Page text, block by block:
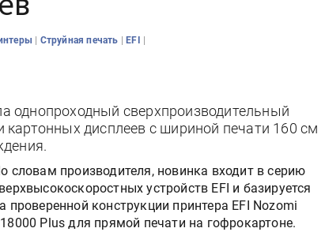
| Струйная печать |EFI |
однопроходный сверхпроизводительный
дисплеев с шириной печати 160 см
словам производителя, новинка входит в серию
устройств EFI и базируется
проверенной конструкции принтера EFI Nozomi
Plus для прямой печати на гофрокартоне.